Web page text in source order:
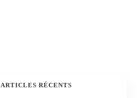
ARTICLES RÉCENTS